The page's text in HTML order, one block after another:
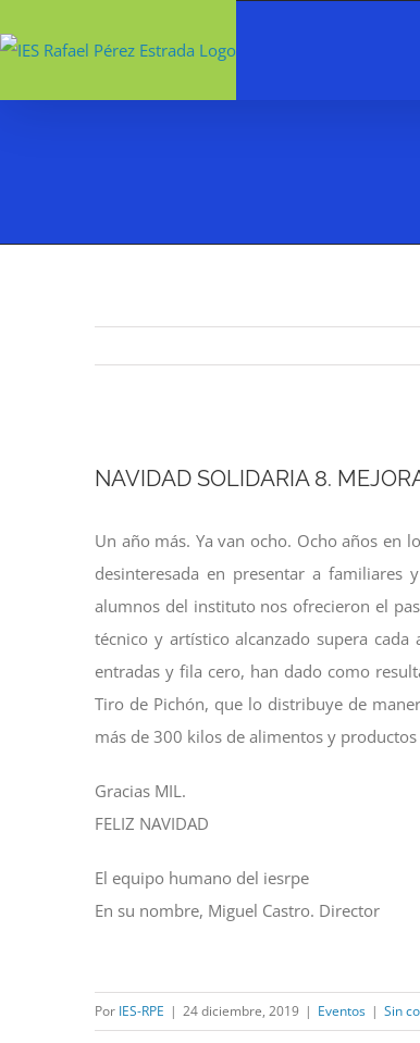
al
imagen
grande
NAVIDAD SOLIDARIA 8.
Un año más. Ya van ocho. Ocho años en
desinteresada en presentar a
alumnos del instituto nos ofrecieron el
técnico y artístico alcanzado supera
entradas y fila cero, han dado como
Tiro de Pichón, que lo distribuye de
más de 300 kilos de alimentos y
Gracias MIL.
FELIZ NAVIDAD
El equipo humano del iesrpe
En su nombre, Miguel Castro. Director
Por IES-RPE | 24 diciembre, 2019 | Eventos | Sin